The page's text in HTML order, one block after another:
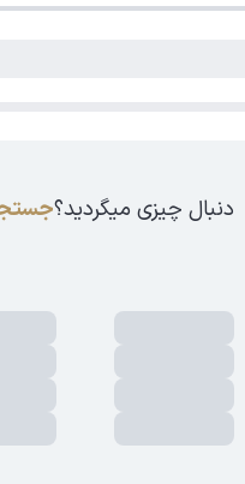
دنبال چیزی میگردید؟